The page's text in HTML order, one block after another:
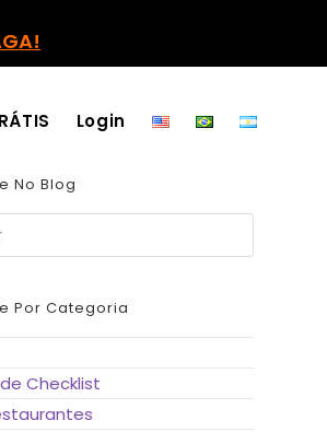
Login
No Blog
Pressione
tecla
Por Categoria
Checklist